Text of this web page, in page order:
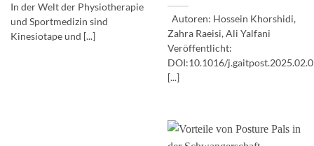
In der Welt der Physiotherapie
und Sportmedizin sind
Kinesiotape und [...]
Autoren: Hossein Khorshidi,
Zahra Raeisi, Ali Yalfani
Veröffentlicht:
DOI:10.1016/
[...]